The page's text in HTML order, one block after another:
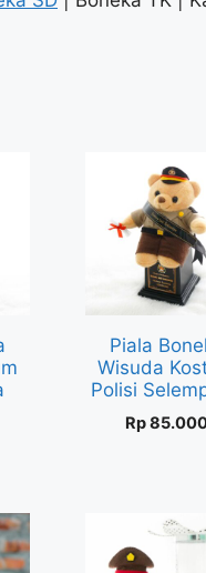
Piala
Wisuda
Polisi
Rp